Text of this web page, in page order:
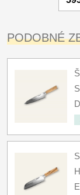
PODOBNÉ